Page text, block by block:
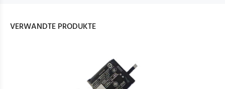
VERWANDTE PRODUKTE